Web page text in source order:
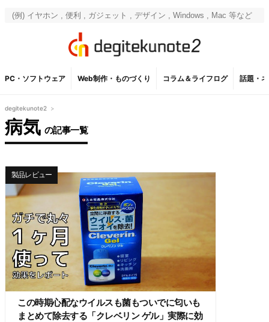
PC・ソフトウェア Web制作・ものづくり コラム＆ライフログ 話題・
degitekunote2 >
病気 の記事一覧
この時期心配なウイルスも菌もついでに匂いも
まとめて除去する「クレベリン ゲル」実際に効
製品レビュー